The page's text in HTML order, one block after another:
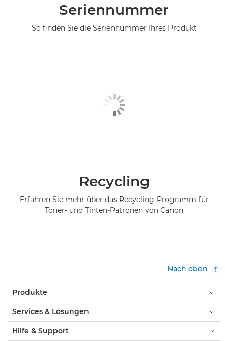
Seriennummer
So finden Sie die Seriennummer Ihres Produkt
Recycling
Erfahren Sie mehr über das Recycling-Programm für
Toner- und Tinten-Patronen von Canon
Nach oben
Produkte
Services & Lösungen
Hilfe & Support